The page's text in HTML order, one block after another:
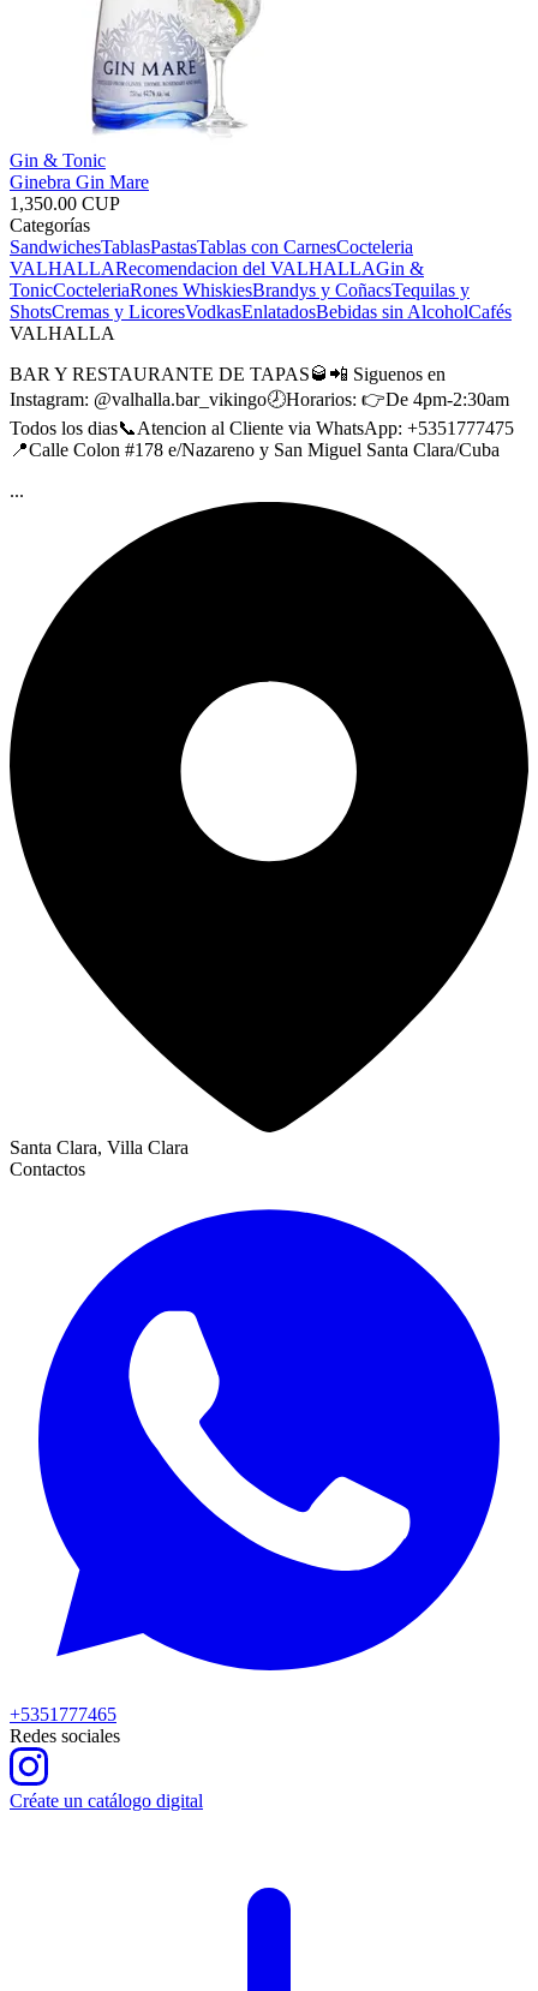
Gin & Tonic
Ginebra Gin Mare
1,350.00 CUP
Categorías
SandwichesTablasPastasTablas con CarnesCocteleria
VALHALLARecomendacion del VALHALLAGin &
TonicCocteleriaRones WhiskiesBrandys y CoñacsTequilas y
ShotsCremas y LicoresVodkasEnlatadosBebidas sin AlcoholCafés
VALHALLA
BAR Y RESTAURANTE DE TAPAS🥃📲 Siguenos en
Instagram: @valhalla.bar_vikingo🕗Horarios: 👉De 4pm-2:30am
Todos los dias📞Atencion al Cliente via WhatsApp: +5351777475
📍Calle Colon #178 e/Nazareno y San Miguel Santa Clara/Cuba
...
Santa Clara, Villa Clara
Contactos
+5351777465
Redes sociales
Créate un catálogo digital